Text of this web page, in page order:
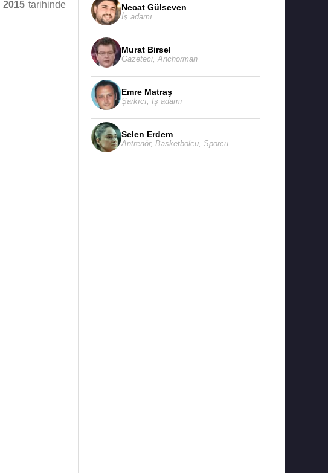
2015tarihinde
Necat Gülseven
İş adamı
Murat Birsel
Gazeteci Anchorman
Emre Matraş
Şarkıcı İş adamı
Selen Erdem
Antrenör, Basketbolcu Sporcu